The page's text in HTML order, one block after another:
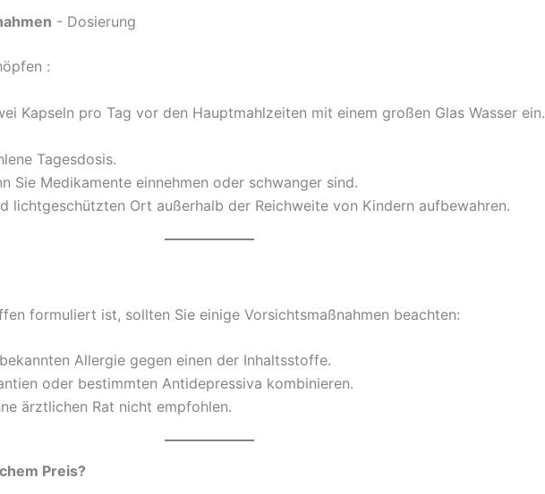
- Dosierung
:
Kapseln pro Tag vor den Hauptmahlzeiten mit einem großen Glas Wasser ein.
Tagesdosis.
Sie Medikamente einnehmen oder schwanger sind.
lichtgeschützten Ort außerhalb der Reichweite von Kindern aufbewahren.
formuliert ist, sollten Sie einige Vorsichtsmaßnahmen beachten:
Allergie gegen einen der Inhaltsstoffe.
oder bestimmten Antidepressiva kombinieren.
ärztlichen Rat nicht empfohlen.
Preis?